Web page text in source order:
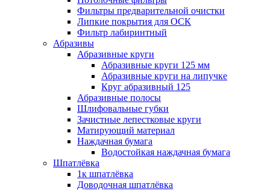
Фильтры предварительной очистки
Липкие покрытия для ОСК
Фильтр лабиринтный
Абразивы
Абразивные круги
Абразивные круги 125 мм
Абразивные круги на липучке
Круг абразивный 125
Абразивные полосы
Шлифовальные губки
Зачистные лепестковые круги
Матирующий материал
Наждачная бумага
Водостойкая наждачная бумага
Шпатлёвка
1к шпатлёвка
Доводочная шпатлёвка